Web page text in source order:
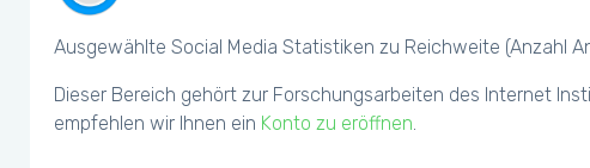
Ausgewählte Social Media Statistiken zu Reichweite (Anzahl
Dieser Bereich gehört zur Forschungsarbeiten des Internet
empfehlen wir Ihnen ein Konto zu eröffnen.